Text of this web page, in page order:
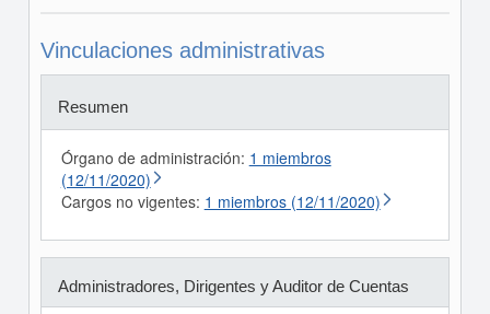
Vinculaciones administrativas
Resumen
Órgano de administración: 1 miembros
(12/11/2020)
Cargos no vigentes: 1 miembros (12/11/2020)
Administradores, Dirigentes y Auditor de Cuentas